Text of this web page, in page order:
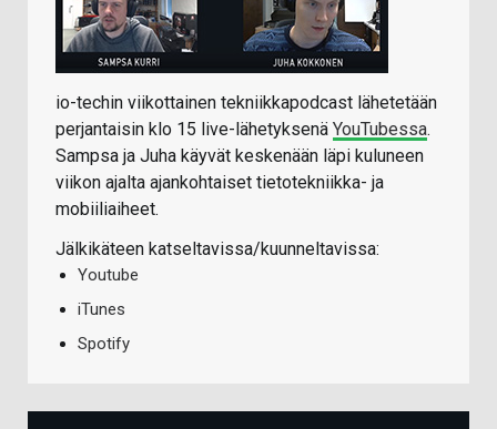
io-techin viikottainen tekniikkapodcast lähetetään
perjantaisin klo 15 live-lähetyksenä YouTubessa.
Sampsa ja Juha käyvät keskenään läpi kuluneen
viikon ajalta ajankohtaiset tietotekniikka- ja
mobiiliaiheet.
Jälkikäteen katseltavissa/kuunneltavissa:
Youtube
iTunes
Spotify